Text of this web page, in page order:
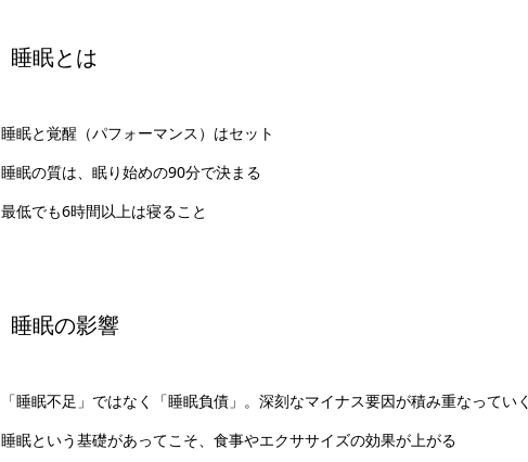
睡眠とは
睡眠と覚醒（パフォーマンス）はセット
睡眠の質は、眠り始めの90分で決まる
最低でも6時間以上は寝ること
睡眠の影響
「睡眠不足」ではなく「睡眠負債」。深刻なマイナス要因が積み重なっていく
睡眠という基礎があってこそ、食事やエクササイズの効果が上がる